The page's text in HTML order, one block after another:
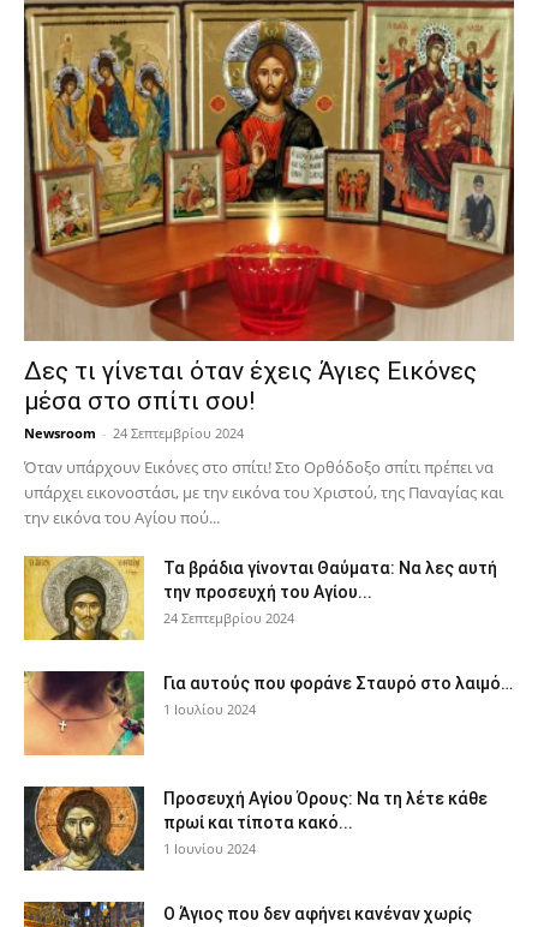
Δες τι γίνεται όταν έχεις Άγιες Εικόνες
μέσα στο σπίτι σου!
Newsroom - 24 Σεπτεμβρίου 2024
Όταν υπάρχουν Εικόνες στο σπίτι! Στο Ορθόδοξο σπίτι πρέπει να
υπάρχει εικονοστάσι, με την εικόνα του Χριστού, της Παν­αγίας και
την εικόνα του Αγίου πού...
Τα βράδια γίνονται Θαύματα: Να λες αυτή
την προσευχή του Αγίου...
24 Σεπτεμβρίου 2024
Για αυτούς που φοράνε Σταυρό στο λαιμό…
1 Ιουλίου 2024
Προσευχή Αγίου Όρους: Να τη λέτε κάθε
πρωί και τίποτα κακό...
1 Ιουνίου 2024
Ο Άγιος που δεν αφήνει κανέναν χωρίς